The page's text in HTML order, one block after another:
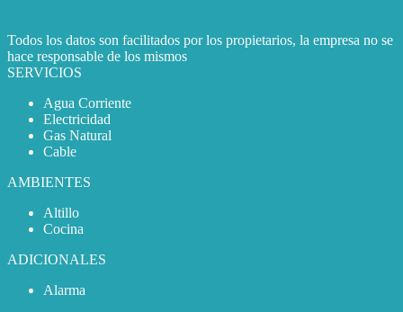
Todos los datos son facilitados por los propietarios, la empresa no se
hace responsable de los mismos
SERVICIOS
Agua Corriente
Electricidad
Gas Natural
Cable
AMBIENTES
Altillo
Cocina
ADICIONALES
Alarma